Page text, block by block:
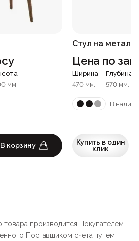
мм.
В корзину
Стул на
Цена по
Ширина
470 мм.
Глубина
570 мм.
В
Купить в один
клик
товара производится Покупателем
Поставщиком счета путем